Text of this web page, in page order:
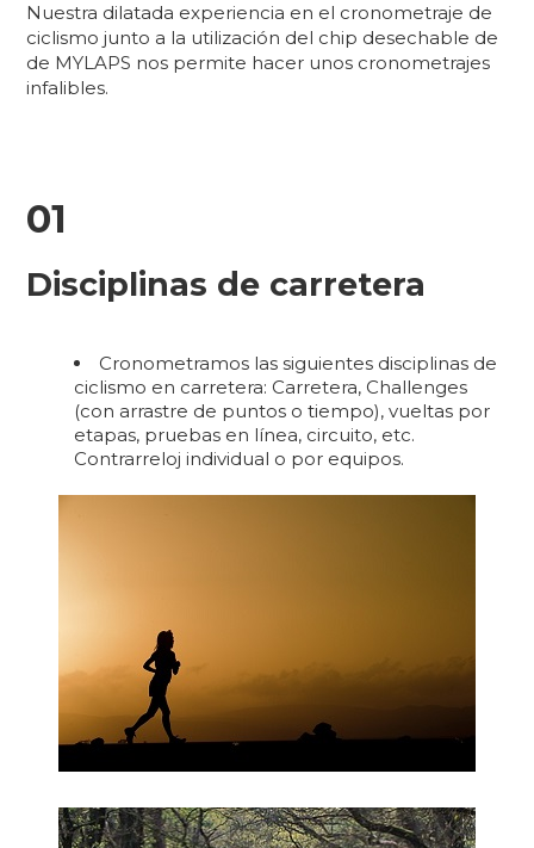
Nuestra dilatada experiencia en el cronometraje de
ciclismo junto a la utilización del chip desechable de
de MYLAPS nos permite hacer unos cronometrajes
infalibles.
01
Disciplinas de carretera
Cronometramos las siguientes disciplinas de
ciclismo en carretera: Carretera, Challenges
(con arrastre de puntos o tiempo), vueltas por
etapas, pruebas en línea, circuito, etc.
Contrarreloj individual o por equipos.